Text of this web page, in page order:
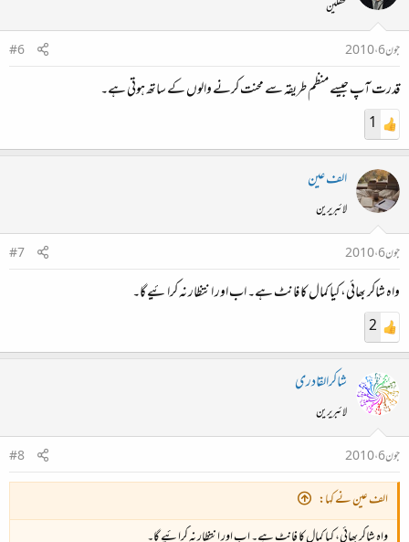
محفلین
جون 6، 2010
#6
قدرت آپ جیسے منظم طریقہ سے محنت کرنے والوں کے ساتھ ہوتی ہے۔
1
الف عین
لائبریرین
جون 6، 2010
#7
واہ شاکر بھائی، کیا کمال کا فانٹ ہے۔ اب اور انتظار نہ کرائیے گا۔
2
شاکرالقادری
لائبریرین
جون 6، 2010
#8
الف عین نے کہا: